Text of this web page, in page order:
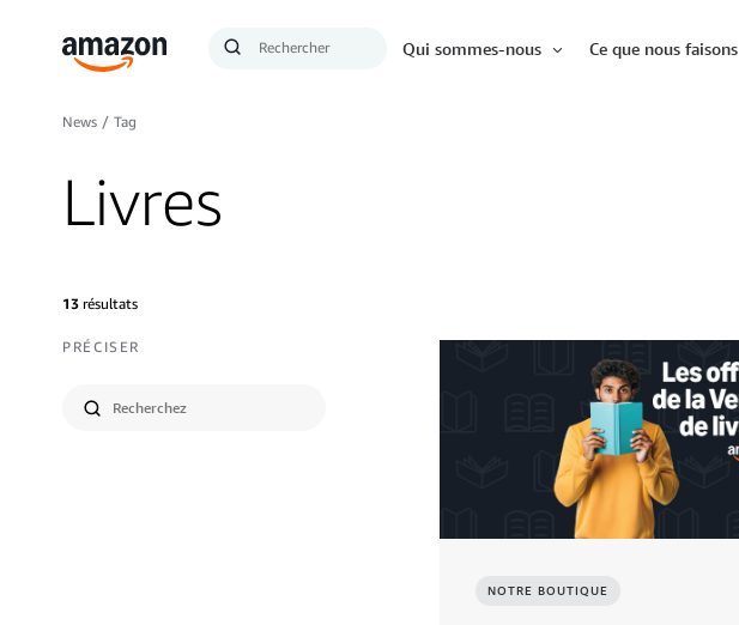
Lancer
de
Qui sommes-nous
Ce que nous faisons
News / Tag
Livres
13 résultats
PRÉCISER
Soumettre
NOTRE BOUTIQUE